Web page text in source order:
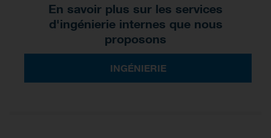
En savoir plus sur les services
d'ingénierie internes que nous
proposons
INGÉNIERIE